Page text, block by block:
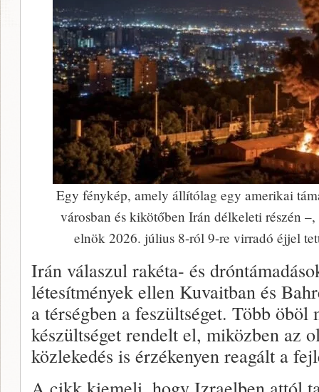
Egy fénykép, amely állítólag egy amerikai
városban és kikötőben Irán délkeleti részén
elnök 2026. július 8-ról 9-re virradó éjjel
Irán válaszul rakéta- és
létesítmények ellen Kuvaitban és
a térségben a feszültséget. Több
készültséget rendelt el, miközben az
közlekedés is érzékenyen reagált a